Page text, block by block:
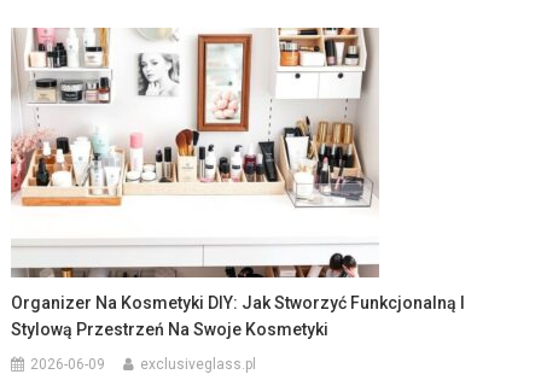
Organizer Na Kosmetyki DIY: Jak Stworzyć Funkcjonalną I
Stylową Przestrzeń Na Swoje Kosmetyki
2026-06-09 exclusiveglass.pl